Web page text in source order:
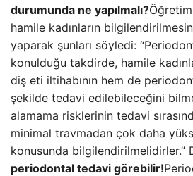
durumunda ne yapılmalı?
hamile kadınların
yaparak şunları söyledi:
konulduğu takdirde, hamile
diş eti iltihabının hem de
şekilde tedavi edilebileceğini
alamama risklerinin tedavi
minimal travmadan çok daha
konusunda bilgilendirilmelidirler.”
periodontal tedavi görebilir!